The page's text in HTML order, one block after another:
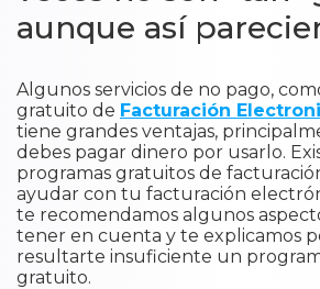
aunque así
Algunos servicios de no pago,
gratuito de Facturación
tiene grandes ventajas,
debes pagar dinero por usarlo.
programas gratuitos de
ayudar con tu facturación
te recomendamos algunos
tener en cuenta y te explicamos
resultarte insuficiente un
gratuito.